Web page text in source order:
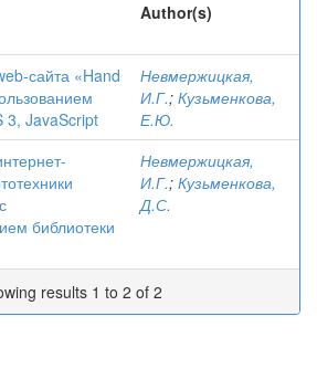
Author(s)
сайта «Hand
3, JavaScript
Невмержицкая,
И.Г.; Кузьменкова,
Е.Ю.
библиотеки
Невмержицкая,
И.Г.; Кузьменкова,
Д.С.
results 1 to 2 of 2